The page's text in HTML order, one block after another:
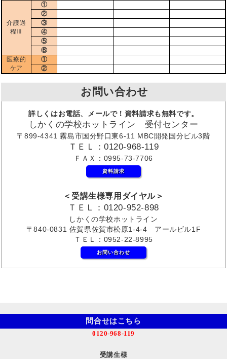
介護過
程Ⅲ
①
②
③
④
⑤
⑥
医療的
ケア
①
②
お問い合わせ
詳しくはお電話、メールで！資料請求も無料です。
しかくの学校ホットライン 受付センター
〒899-4341 霧島市国分野口東6-11 MBC開発国分ビル3階
ＴＥＬ：0120-968-119
ＦＡＸ：0995-73-7706
資料請求
＜受講生様専用ダイヤル＞
ＴＥＬ：0120-952-898
しかくの学校ホットライン
〒840-0831 佐賀県佐賀市松原1-4-4 アールビル1F
ＴＥＬ：0952-22-8995
お問い合わせ
問合せはこちら
0120-968-119
受講生様